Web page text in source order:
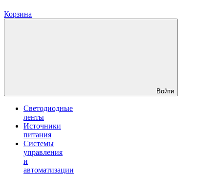
Корзина
Войти
Светодиодные
ленты
Источники
питания
Системы
управления
и
автоматизации